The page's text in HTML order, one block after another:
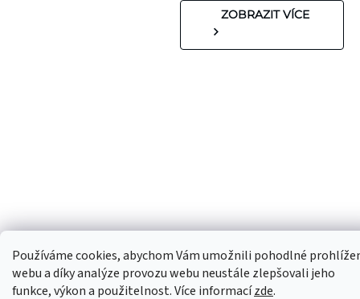
Používáme cookies, abychom Vám umožnili pohodlné
webu a díky analýze provozu webu neustále zlepšovali jeho
funkce, výkon a použitelnost. Více informacízde.
ZOBRAZIT VÍCE